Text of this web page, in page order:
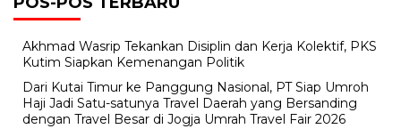
Akhmad Wasrip Tekankan Disiplin dan Kerja Kolektif, PKS
Kutim Siapkan Kemenangan Politik
Dari Kutai Timur ke Panggung Nasional, PT Siap Umroh
Haji Jadi Satu-satunya Travel Daerah yang Bersanding
dengan Travel Besar di Jogja Umrah Travel Fair 2026